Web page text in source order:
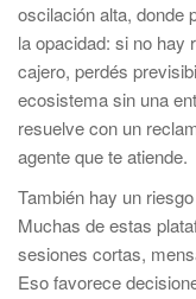
oscilación alta, donde
la opacidad: si no hay
cajero, perdés
ecosistema sin una
resuelve con un
agente que te atiende.
También hay un
Muchas de estas
sesiones cortas,
Eso favorece